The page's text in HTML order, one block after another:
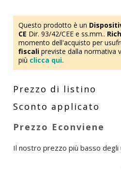
Questo prodotto è un
CE Dir. 93/42/CEE e ss.mm..
momento dell'acquisto per
fiscalipreviste dalla normativa
più clicca qui.
Il nostro prezzo più basso degli